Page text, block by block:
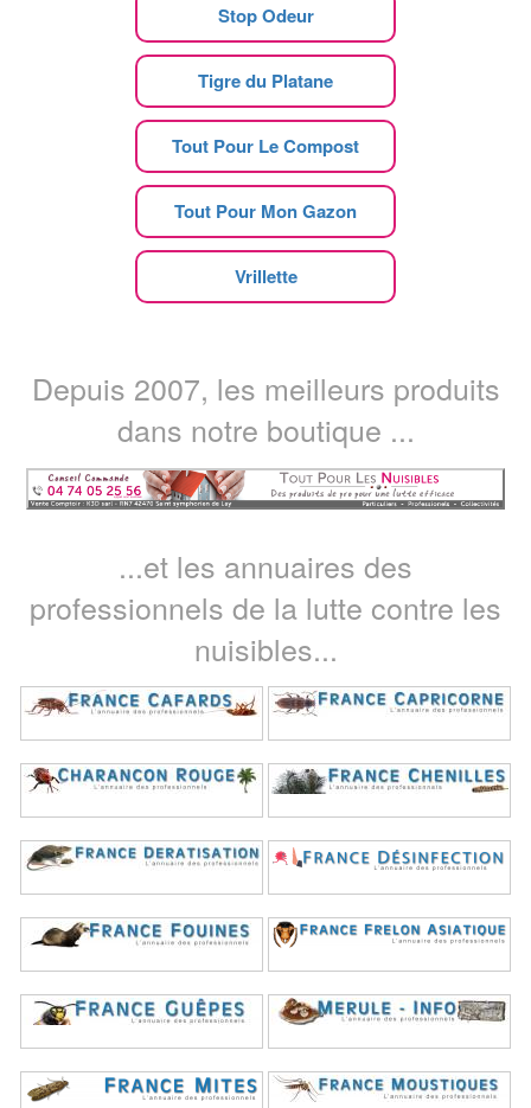
Stop Odeur
Tigre du Platane
Tout Pour Le Compost
Tout Pour Mon Gazon
Vrillette
Depuis 2007, les meilleurs produits
dans notre boutique ...
...et les annuaires des
professionnels de la lutte contre les
nuisibles...